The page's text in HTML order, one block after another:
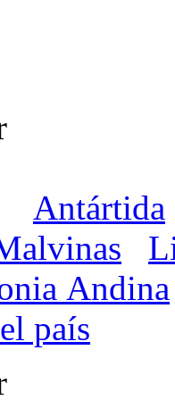
Antártida
Andina
país